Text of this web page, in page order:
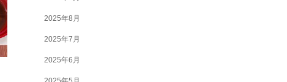
2025年8月
2025年7月
2025年6月